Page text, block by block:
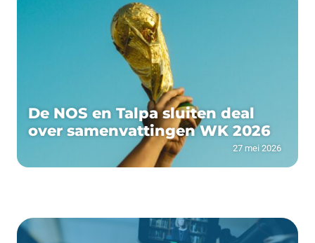
De NOS en Talpa sluiten deal
over samenvattingen WK 2026
27 mei 2026